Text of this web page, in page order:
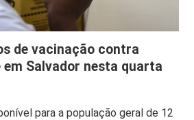
de vacinação contra
em Salvador nesta quarta
para a população geral de 12